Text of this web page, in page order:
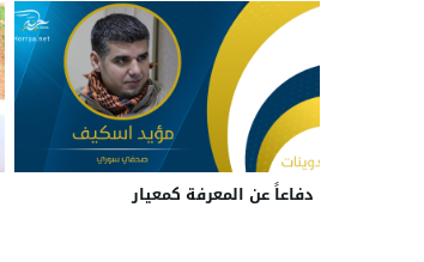
دفاعاً عن المعرفة كمعيار